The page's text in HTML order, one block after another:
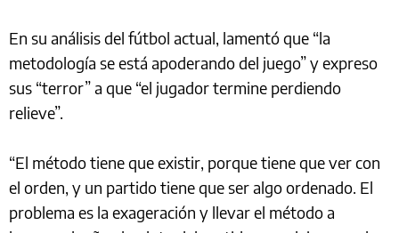
En su análisis del fútbol actual, lamentó que “la
metodología se está apoderando del juego” y expreso
sus “terror” a que “el jugador termine perdiendo
relieve”.
“El método tiene que existir, porque tiene que ver con
el orden, y un partido tiene que ser algo ordenado. El
problema es la exageración y llevar el método a